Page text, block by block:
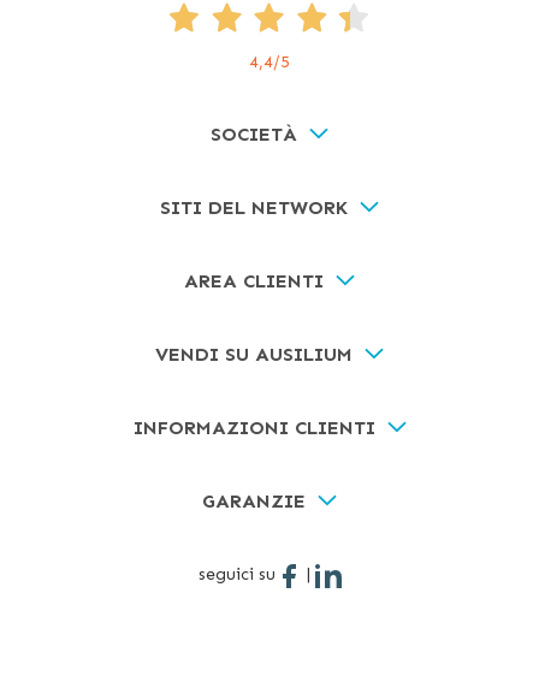
4,4/5
SOCIETÀ
SITI DEL NETWORK
AREA CLIENTI
VENDI SU AUSILIUM
INFORMAZIONI CLIENTI
GARANZIE
seguici su |